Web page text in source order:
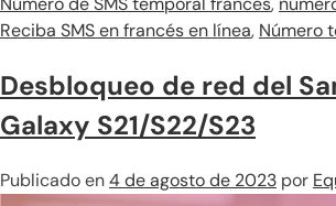
Reciba SMS en francés en línea, Número
Desbloqueo de red del
Galaxy S21/S22/S23
Publicado en4 de agosto de 2023 por